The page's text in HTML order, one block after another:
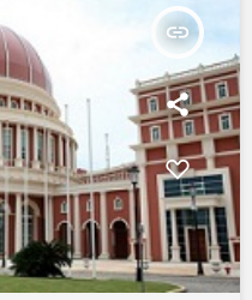
insert_link